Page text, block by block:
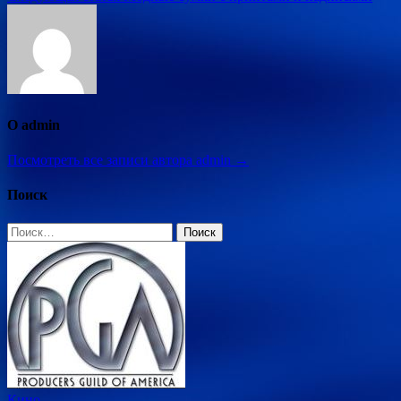
О admin
Посмотреть все записи автора admin →
Поиск
Найти: